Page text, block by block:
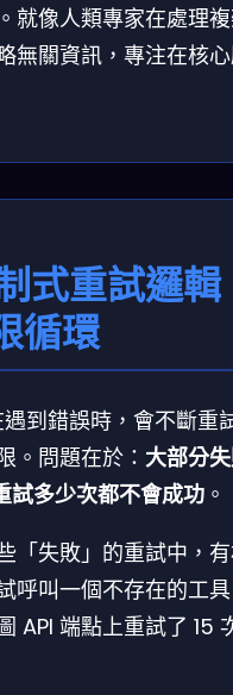
就像人類專家在處理
無關資訊，專注在核
式重試邏輯
循環
到錯誤時，會不斷重
。問題在於： 大部分
多少次都不會成功 。
「失敗」的重試中，
呼叫一個不存在的工
API 端點上重試了 15